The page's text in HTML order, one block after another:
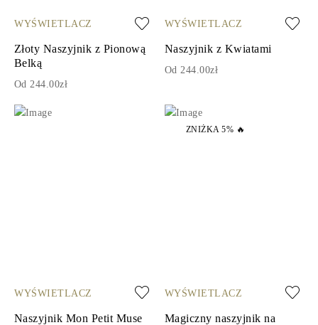
WYŚWIETLACZ
Złoty Naszyjnik z Pionową
Belką
Od 244.00zł
WYŚWIETLACZ
Naszyjnik z Kwiatami
Od 244.00zł
WYŚWIETLACZ
Naszyjnik Mon Petit Muse
ZNIŻKA 5% 🔥
WYŚWIETLACZ
Magiczny naszyjnik na